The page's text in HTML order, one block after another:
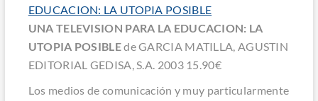
UNA TELEVISION PARA LA EDUCACION: LA
UTOPIA POSIBLEde GARCIA MATILLA, AGUSTIN
EDITORIAL GEDISA, S.A. 2003 15.90€
Los medios de comunicación y muy particularmente